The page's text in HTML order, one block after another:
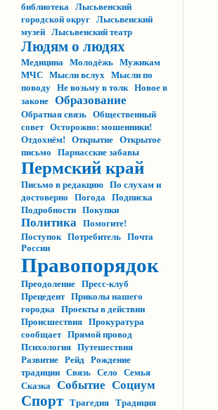
библиотека Лысьвенский
городской округ Лысьвенский
музей Лысьвенский театр
Людям о людях
Медицина Молодёжь Мужикам
МЧС Мысли вслух Мысли по
поводу Не возьму в толк Новое в
законе Образование
Обратная связь Общественный
совет Осторожно: мошенники!
Отдохнём!
Открытие Открытое
письмо
Парнасские забавы
Пермский край
Письмо в редакцию По слухам и
достоверно
Погода Подписка
Подробности Покупки
Политика Помогите!
Поступок Потребитель Почта
России
Правопорядок
Преодоление Пресс-клуб
Прецедент Приколы нашего
городка Проекты в действии
Происшествия Прокуратура
сообщает Прямой провод
Психология Путешествия
Развитие Рейд Рождение
традиции Связь Село
Семья
Сказка Событие Социум
Спорт Трагедия Традиция